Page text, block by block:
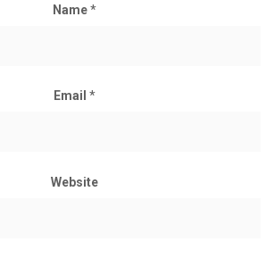
Name*
Email *
Website